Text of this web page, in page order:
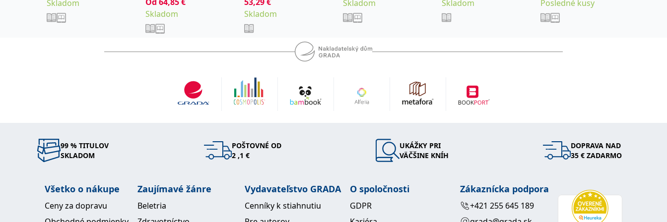
Skladom
Zdenka
Skladom
Pavel
Skladom
Skladom
Skladom
Posledné kusy
99 % TITULOV
SKLADOM
POŠTOVNÉ OD
2 ,1 €
UKÁŽKY PRI
VÄČŠINE KNÍH
DOPRAVA NAD
35 € ZADARMO
Všetko o nákupe
Ceny za dopravu
Zaujímavé žánre
Beletria
Vydavateľstvo GRADA
Cenníky k stiahnutiu
O spoločnosti
GDPR
Zákaznícka podpora
+421 255 645 189